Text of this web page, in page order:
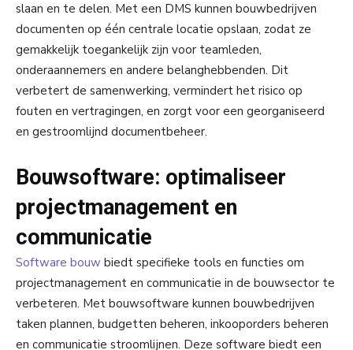
slaan en te delen. Met een DMS kunnen bouwbedrijven
documenten op één centrale locatie opslaan, zodat ze
gemakkelijk toegankelijk zijn voor teamleden,
onderaannemers en andere belanghebbenden. Dit
verbetert de samenwerking, vermindert het risico op
fouten en vertragingen, en zorgt voor een georganiseerd
en gestroomlijnd documentbeheer.
Bouwsoftware: optimaliseer
projectmanagement en
communicatie
Software bouw biedt specifieke tools en functies om
projectmanagement en communicatie in de bouwsector te
verbeteren. Met bouwsoftware kunnen bouwbedrijven
taken plannen, budgetten beheren, inkooporders beheren
en communicatie stroomlijnen. Deze software biedt een